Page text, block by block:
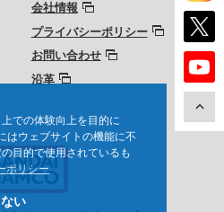
での体験向上を目的に
はウェブサイトの機能に不
目的で使用されているも
ポリシー
い
会社情報
プライバシーポリシー
お問い合わせ
沿革